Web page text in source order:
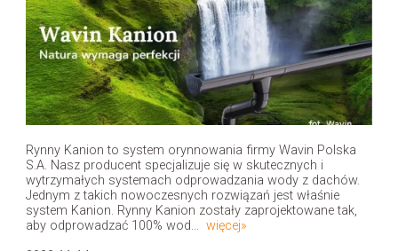
Rynny Kanion to system orynnowania firmy Wavin Polska
S.A. Nasz producent specjalizuje się w skutecznych i
wytrzymałych systemach odprowadzania wody z dachów.
Jednym z takich nowoczesnych rozwiązań jest właśnie
system Kanion. Rynny Kanion zostały zaprojektowane tak,
aby odprowadzać 100% wod... więcej»